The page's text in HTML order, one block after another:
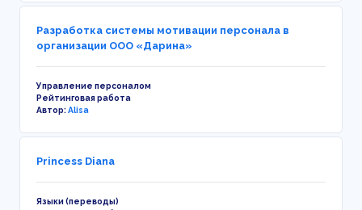
Разработка системы мотивации персонала в
организации ООО «Дарина»
Управление персоналом
Рейтинговая работа
Автор:Alisa
Princess Diana
Языки (переводы)